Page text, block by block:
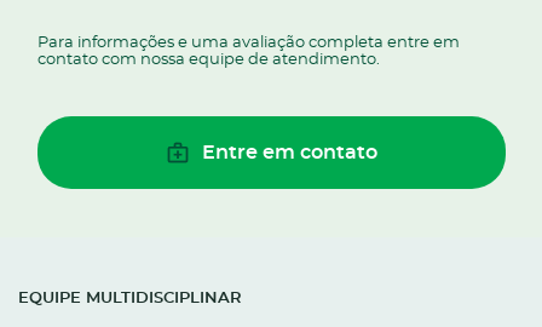
Para informações e uma avaliação completa entre em
contato com nossa equipe de atendimento.
Entre em contato
EQUIPE MULTIDISCIPLINAR